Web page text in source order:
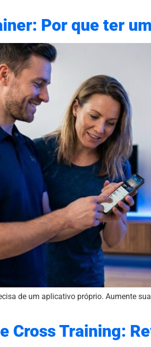
Por que ter
de um aplicativo próprio. Aumente
Cross Training: